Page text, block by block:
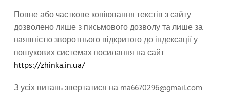
Повне або часткове копіювання текстів з сайту
дозволено лише з письмового дозволу та лише за
наявністю зворотнього відкритого до індексації у
пошукових системах посилання на сайт
https://zhinka.in.ua/
З усіх питань звертатися наma6670296@gmail.com